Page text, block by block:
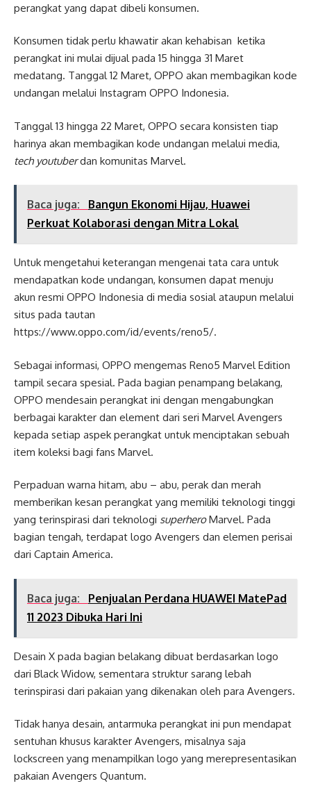
perangkat yang dapat dibeli konsumen.
Konsumen tidak perlu khawatir akan kehabisan ketika
perangkat ini mulai dijual pada 15 hingga 31 Maret
medatang. Tanggal 12 Maret, OPPO akan membagikan kode
undangan melalui Instagram OPPO Indonesia.
Tanggal 13 hingga 22 Maret, OPPO secara konsisten tiap
harinya akan membagikan kode undangan melalui media,
tech youtuberdan komunitas Marvel.
Baca juga:
Bangun Ekonomi Hijau, Huawei
Perkuat Kolaborasi dengan Mitra Lokal
Untuk mengetahui keterangan mengenai tata cara untuk
mendapatkan kode undangan, konsumen dapat menuju
akun resmi OPPO Indonesia di media sosial ataupun melalui
situs pada tautan
https://www.oppo.com/id/events/reno5/.
Sebagai informasi, OPPO mengemas Reno5 Marvel Edition
tampil secara spesial. Pada bagian penampang belakang,
OPPO mendesain perangkat ini dengan mengabungkan
berbagai karakter dan element dari seri Marvel Avengers
kepada setiap aspek perangkat untuk menciptakan sebuah
item koleksi bagi fans Marvel.
Perpaduan warna hitam, abu – abu, perak dan merah
memberikan kesan perangkat yang memiliki teknologi tinggi
yang terinspirasi dari teknologi superheroMarvel. Pada
bagian tengah, terdapat logo Avengers dan elemen perisai
dari Captain America.
Baca juga:
Penjualan Perdana HUAWEI MatePad
11 2023 Dibuka Hari Ini
Desain X pada bagian belakang dibuat berdasarkan logo
dari Black Widow, sementara struktur sarang lebah
terinspirasi dari pakaian yang dikenakan oleh para Avengers.
Tidak hanya desain, antarmuka perangkat ini pun mendapat
sentuhan khusus karakter Avengers, misalnya saja
lockscreen yang menampilkan logo yang merepresentasikan
pakaian Avengers Quantum.